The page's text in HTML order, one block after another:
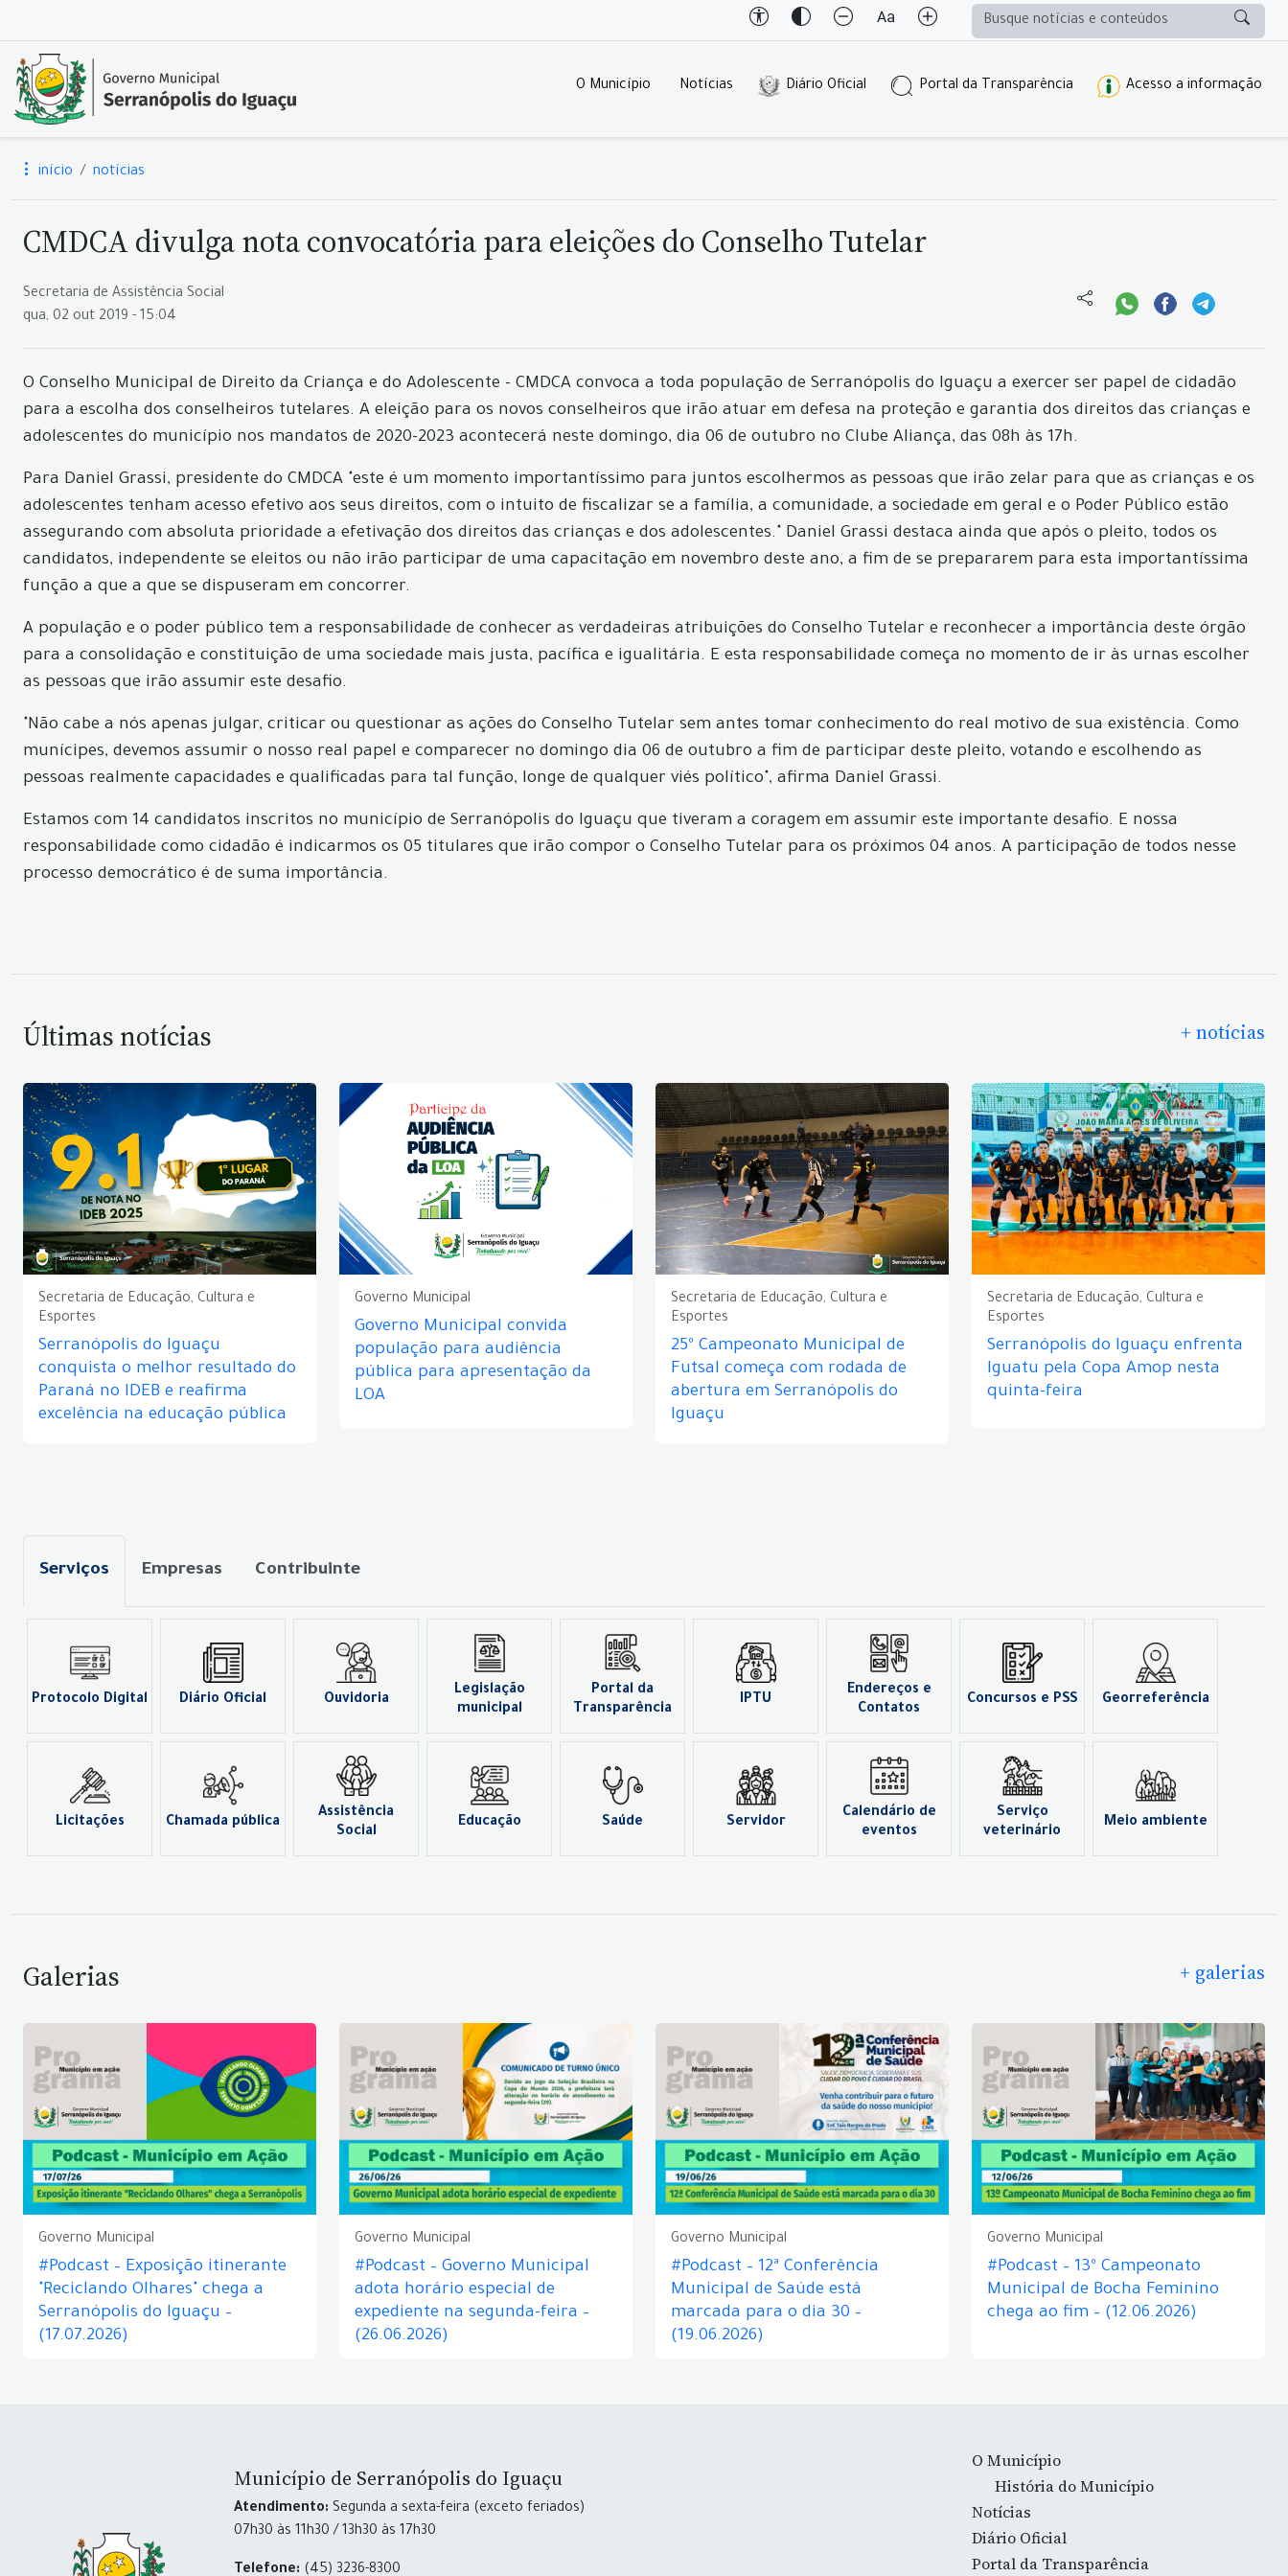
O Município Notícias Diário Oficial Portal da Transparência Acesso a informação
início notícias
CMDCA divulga nota convocatória para eleições do Conselho Tutelar
Secretaria de Assistência Social
qua, 02 out 2019 - 15:04
O Conselho Municipal de Direito da Criança e do Adolescente - CMDCA convoca a toda população de Serranópolis do Iguaçu a exercer ser papel de cidadão
para a escolha dos conselheiros tutelares. A eleição para os novos conselheiros que irão atuar em defesa na proteção e garantia dos direitos das crianças e
adolescentes do município nos mandatos de 2020-2023 acontecerá neste domingo, dia 06 de outubro no Clube Aliança, das 08h às 17h.
Para Daniel Grassi, presidente do CMDCA "este é um momento importantíssimo para juntos escolhermos as pessoas que irão zelar para que as crianças e os
adolescentes tenham acesso efetivo aos seus direitos, com o intuito de fiscalizar se a família, a comunidade, a sociedade em geral e o Poder Público estão
assegurando com absoluta prioridade a efetivação dos direitos das crianças e dos adolescentes." Daniel Grassi destaca ainda que após o pleito, todos os
candidatos, independente se eleitos ou não irão participar de uma capacitação em novembro deste ano, a fim de se prepararem para esta importantíssima
função a que a que se dispuseram em concorrer.
A população e o poder público tem a responsabilidade de conhecer as verdadeiras atribuições do Conselho Tutelar e reconhecer a importância deste órgão
para a consolidação e constituição de uma sociedade mais justa, pacífica e igualitária. E esta responsabilidade começa no momento de ir às urnas escolher
as pessoas que irão assumir este desafio.
"Não cabe a nós apenas julgar, criticar ou questionar as ações do Conselho Tutelar sem antes tomar conhecimento do real motivo de sua existência. Como
munícipes, devemos assumir o nosso real papel e comparecer no domingo dia 06 de outubro a fim de participar deste pleito, votando e escolhendo as
pessoas realmente capacidades e qualificadas para tal função, longe de qualquer viés político", afirma Daniel Grassi.
Estamos com 14 candidatos inscritos no município de Serranópolis do Iguaçu que tiveram a coragem em assumir este importante desafio. E nossa
responsabilidade como cidadão é indicarmos os 05 titulares que irão compor o Conselho Tutelar para os próximos 04 anos. A participação de todos nesse
processo democrático é de suma importância.
Últimas notícias + notícias
Secretaria de Educação, Cultura e
Esportes
Serranópolis do Iguaçu
conquista o melhor resultado do
Paraná no IDEB e reafirma
excelência na educação pública
Governo Municipal
Governo Municipal convida
população para audiência
pública para apresentação da
LOA
Secretaria de Educação, Cultura e
Esportes
25º Campeonato Municipal de
Futsal começa com rodada de
abertura em Serranópolis do
Iguaçu
Secretaria de Educação, Cultura e
Esportes
Serranópolis do Iguaçu enfrenta
Iguatu pela Copa Amop nesta
quinta-feira
Serviços Empresas Contribuinte
Protocolo Digital Diário Oficial Ouvidoria
Legislação
municipal
Portal da
Transparência
IPTU
Endereços e
Contatos
Concursos e PSS Georreferência
Licitações Chamada pública
Assistência
Social
Educação Saúde Servidor
Calendário de
eventos
Serviço
veterinário
Meio ambiente
Galerias + galerias
Governo Municipal
#Podcast – Exposição itinerante
"Reciclando Olhares" chega a
Serranópolis do Iguaçu –
(17.07.2026)
Governo Municipal
#Podcast – Governo Municipal
adota horário especial de
expediente na segunda-feira –
(26.06.2026)
Governo Municipal
#Podcast – 12ª Conferência
Municipal de Saúde está
marcada para o dia 30 –
(19.06.2026)
Governo Municipal
#Podcast – 13º Campeonato
Municipal de Bocha Feminino
chega ao fim – (12.06.2026)
Município de Serranópolis do Iguaçu
Atendimento: Segunda a sexta-feira (exceto feriados)
07h30 às 11h30 / 13h30 às 17h30
Telefone: (45) 3236-8300
O Município
História do Município
Notícias
Diário Oficial
Portal da Transparência